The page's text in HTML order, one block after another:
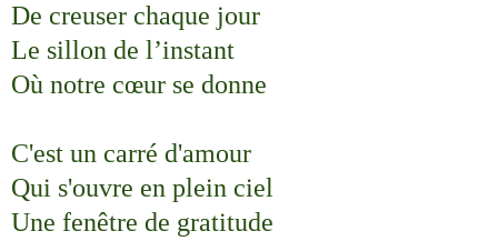
De creuser chaque jour
Le sillon de l’instant
Où notre cœur se donne
C'est un carré d'amour
Qui s'ouvre en plein ciel
Une fenêtre de gratitude